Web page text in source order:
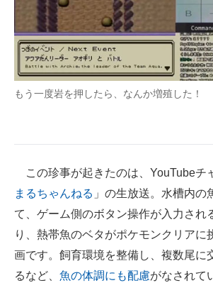
もう一度岩を押したら、なんか増殖した！
この珍事が起きたのは、YouTubeチ
まるちゃんねる 」の生放送。水槽内の
て、ゲーム側のボタン操作が入力され
り、熱帯魚のベタがポケモンクリアに
画です。飼育環境を整備し、複数尾に
るなど、 魚の体調にも配慮がなされて